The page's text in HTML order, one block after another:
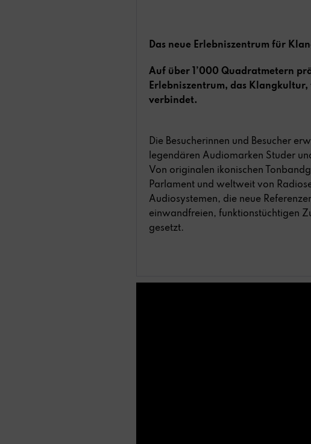
Das neue Erlebniszentrum für
Auf über 1’000 Quadratmetern
Erlebniszentrum, das
verbindet.
Die Besucherinnen und Besucher
legendären Audiomarken Studer
Von originalen ikonischen
Parlament und weltweit von
Audiosystemen, die neue
einwandfreien, funktionstüchtigen
gesetzt.